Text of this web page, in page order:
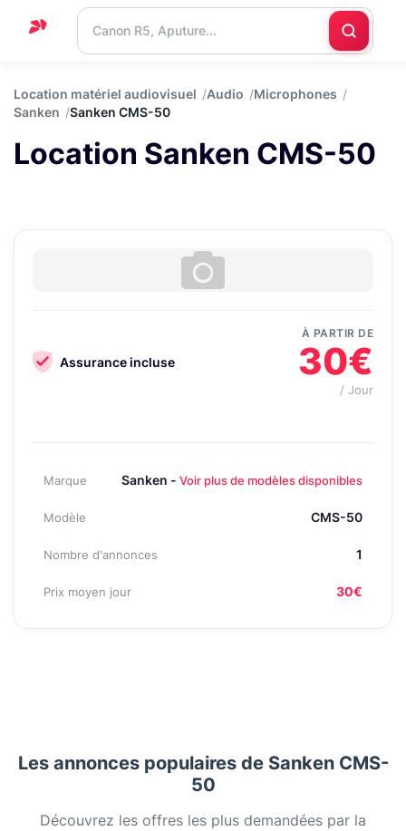
Support
Blog
Location matériel audiovisuel Audio
Microphones
Sanken
Sanken CMS-50
Location Sanken CMS-50
Assurance incluse
À PARTIR DE
30€
/ Jour
Marque Sanken - Voir plus de modèles disponibles
Modèle CMS-50
Nombre d'annonces 1
Prix moyen jour 30€
Les annonces populaires de Sanken CMS-
50
Découvrez les offres les plus demandées par la